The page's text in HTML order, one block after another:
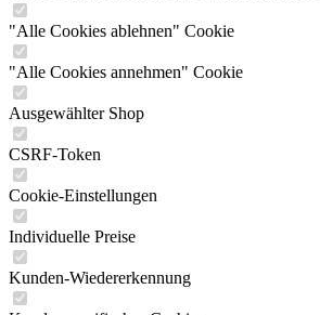
"Alle Cookies ablehnen" Cookie
"Alle Cookies annehmen" Cookie
Ausgewählter Shop
CSRF-Token
Cookie-Einstellungen
Individuelle Preise
Kunden-Wiedererkennung